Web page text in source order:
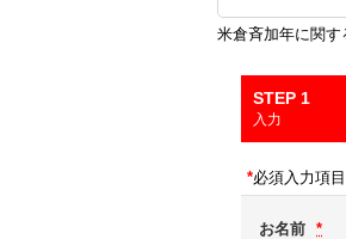
米倉斉加年に関す
STEP 1
入力
*必須入力項目
お名前 *